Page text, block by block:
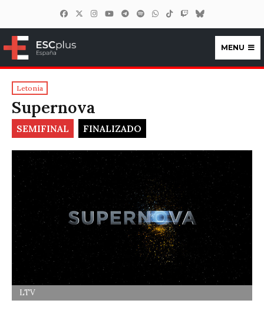
ESCplus España
MENU
Letonia
Supernova
SEMIFINAL FINALIZADO
LTV